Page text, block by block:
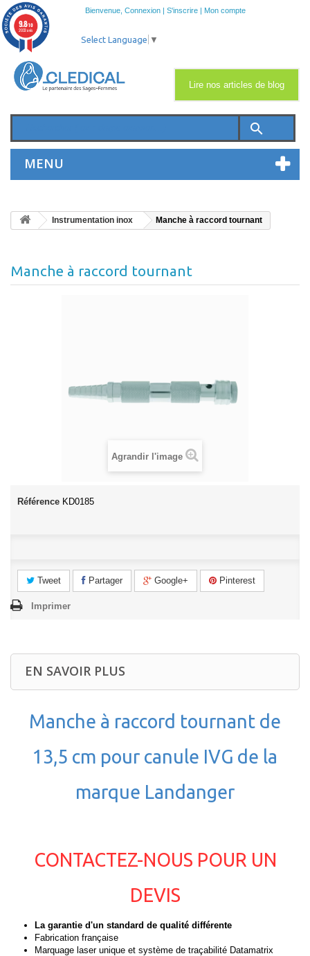
Bienvenue, Connexion | S'inscrire | Mon compte
search
MENU
Lire nos articles de blog
Select Language ▼
Instrumentation inox Manche à raccord tournant
Manche à raccord tournant
Agrandir l'image
Référence KD0185
Tweet Partager Google+ Pinterest
Imprimer
EN SAVOIR PLUS
Manche à raccord tournant de
13,5 cm pour canule IVG de la
marque Landanger
CONTACTEZ-NOUS POUR UN
DEVIS
La garantie d'un standard de qualité différente
Fabrication française
Marquage laser unique et système de traçabilité Datamatrix
9.8/10
2033 avis